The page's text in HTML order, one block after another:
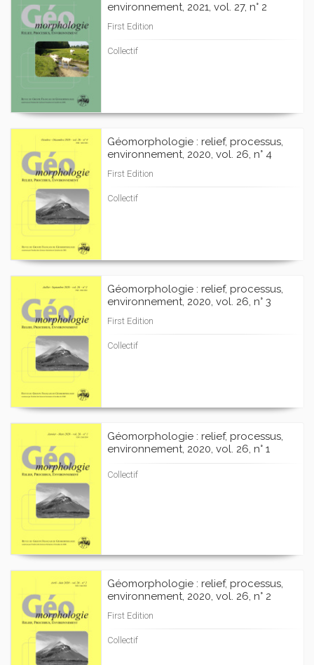
environnement, 2021, vol. 27, n° 2
First Edition
Collectif
Géomorphologie : relief, processus,
environnement, 2020, vol. 26, n° 4
First Edition
Collectif
Géomorphologie : relief, processus,
environnement, 2020, vol. 26, n° 3
First Edition
Collectif
Géomorphologie : relief, processus,
environnement, 2020, vol. 26, n° 1
Collectif
Géomorphologie : relief, processus,
environnement, 2020, vol. 26, n° 2
First Edition
Collectif